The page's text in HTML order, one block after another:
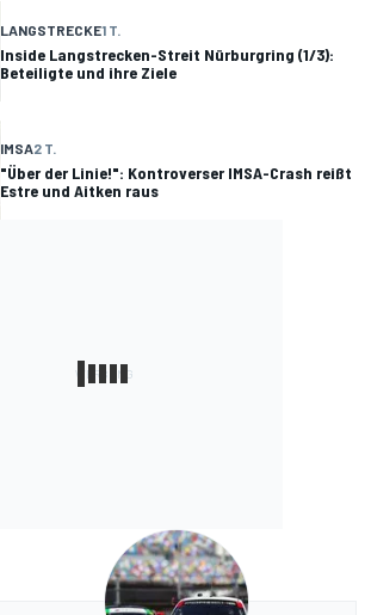
LANGSTRECKE1 T.
Inside Langstrecken-Streit Nürburgring (1/3):
Beteiligte und ihre Ziele
IMSA2 T.
"Über der Linie!": Kontroverser IMSA-Crash reißt
Estre und Aitken raus